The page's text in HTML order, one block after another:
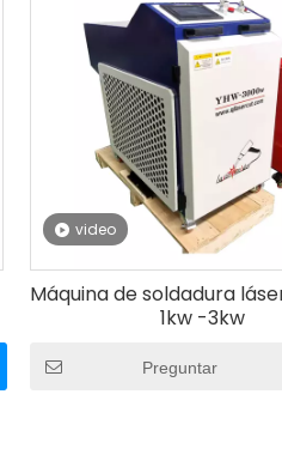
video
Máquina de soldadura
1kw -3kw
Preguntar